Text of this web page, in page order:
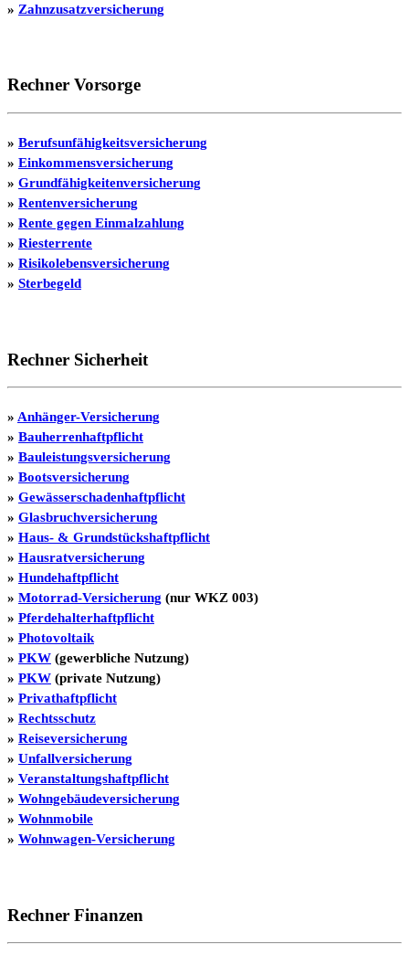
» Zahnzusatzversicherung
Rechner Vorsorge
» Berufsunfähigkeitsversicherung
» Einkommensversicherung
» Grundfähigkeitenversicherung
» Rentenversicherung
» Rente gegen Einmalzahlung
» Riesterrente
» Risikolebensversicherung
» Sterbegeld
Rechner Sicherheit
» Anhänger-Versicherung
» Bauherrenhaftpflicht
» Bauleistungsversicherung
» Bootsversicherung
» Gewässerschadenhaftpflicht
» Glasbruchversicherung
» Haus- & Grundstückshaftpflicht
» Hausratversicherung
» Hundehaftpflicht
» Motorrad-Versicherung (nur WKZ 003)
» Pferdehalterhaftpflicht
» Photovoltaik
» PKW (gewerbliche Nutzung)
» PKW (private Nutzung)
» Privathaftpflicht
» Rechtsschutz
» Reiseversicherung
» Unfallversicherung
» Veranstaltungshaftpflicht
» Wohngebäudeversicherung
» Wohnmobile
» Wohnwagen-Versicherung
Rechner Finanzen